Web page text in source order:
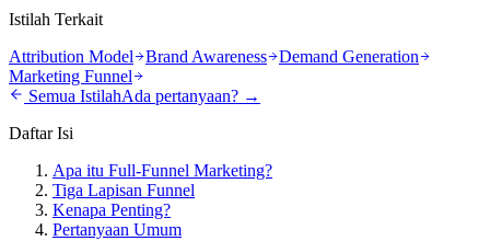
Istilah Terkait
Attribution Model
Brand Awareness
Demand Generation
Marketing Funnel
Semua IstilahAda pertanyaan? →
Daftar Isi
Apa itu Full-Funnel Marketing?
Tiga Lapisan Funnel
Kenapa Penting?
Pertanyaan Umum